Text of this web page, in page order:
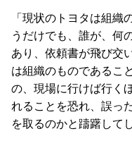
「現状のトヨタは組織
うだけでも、誰が、何
あり、依頼書が飛び交
は組織のものであるこ
の、現場に行けば行く
れることを恐れ、誤っ
を取るのかと躊躇して